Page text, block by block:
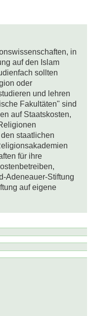
in
auf den Islam
sollten
oder
und lehren
Fakultäten" sind
auf Staatskosten,
staatlichen
für ihre
Adeneauer-Stiftung
auf eigene